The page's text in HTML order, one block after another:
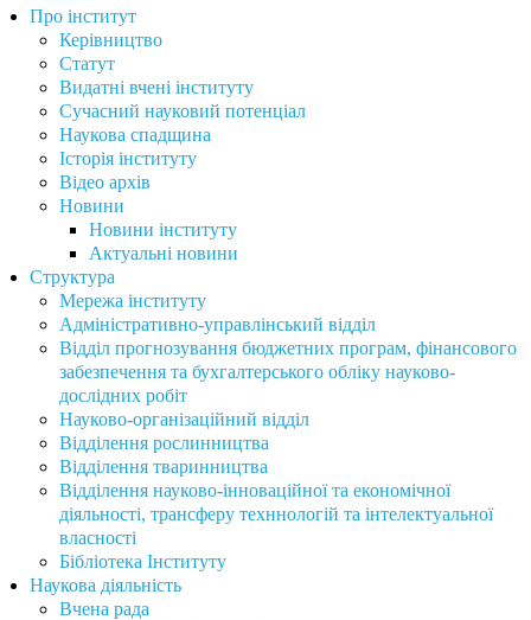
Про інститут
Керівництво
Статут
Видатні вчені інституту
Сучасний науковий потенціал
Наукова спадщина
Історія інституту
Відео архів
Новини
Новини інституту
Актуальні новини
Структура
Мережа інституту
Адміністративно-управлінський відділ
Відділ прогнозування бюджетних програм, фінансового
забезпечення та бухгалтерського обліку науково-
дослідних робіт
Науково-організаційний відділ
Відділення рослинництва
Відділення тваринництва
Відділення науково-інноваційної та економічної
діяльності, трансферу техннологій та інтелектуальної
власності
Бібліотека Інституту
Наукова діяльність
Вчена рада